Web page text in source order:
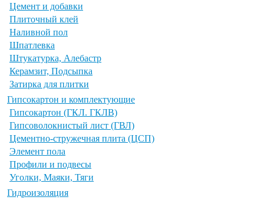
Цемент и добавки
Плиточный клей
Наливной пол
Шпатлевка
Штукатурка, Алебастр
Керамзит, Подсыпка
Затирка для плитки
Гипсокартон и комплектующие
Гипсокартон (ГКЛ. ГКЛВ)
Гипсоволокнистый лист (ГВЛ)
Цементно-стружечная плита (ЦСП)
Элемент пола
Профили и подвесы
Уголки, Маяки, Тяги
Гидроизоляция